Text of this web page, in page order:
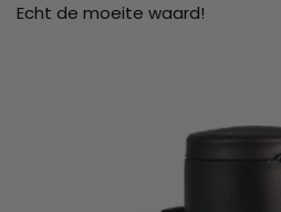
Echt de moeite waard!